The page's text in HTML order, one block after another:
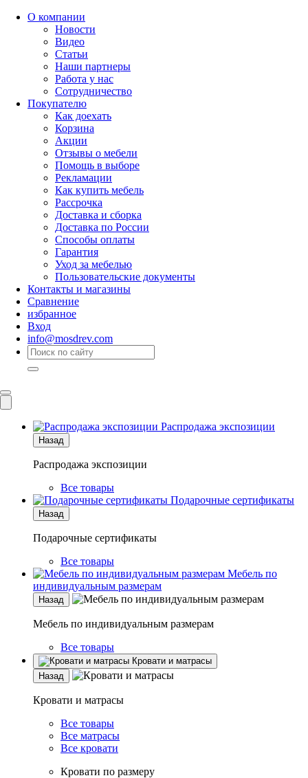
О компании
Новости
Видео
Статьи
Наши партнеры
Работа у нас
Сотрудничество
Покупателю
Как доехать
Корзина
Акции
Отзывы о мебели
Помощь в выборе
Рекламации
Как купить мебель
Рассрочка
Доставка и сборка
Доставка по России
Способы оплаты
Гарантия
Уход за мебелью
Пользовательские документы
Контакты и магазины
Сравнение
избранное
Вход
info@mosdrev.com
Распродажа экспозиции
Назад
Распродажа экспозиции
Все товары
Подарочные сертификаты
Назад
Подарочные сертификаты
Все товары
Мебель по
индивидуальным размерам
Назад
Мебель по индивидуальным размерам
Все товары
Кровати и матрасы
Назад
Кровати и матрасы
Все товары
Все матрасы
Все кровати
Кровати по размеру